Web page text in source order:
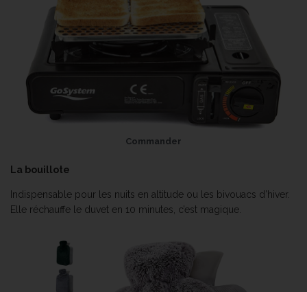
Commander
La bouillote
Indispensable pour les nuits en altitude ou les bivouacs d’hiver.
Elle réchauffe le duvet en 10 minutes, c’est magique.